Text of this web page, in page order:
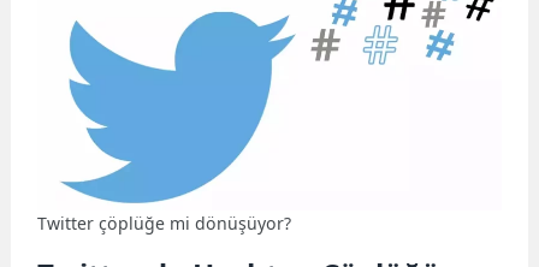
Twitter çöplüğe mi dönüşüyor?